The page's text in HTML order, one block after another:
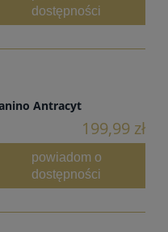
dostępności
Antracyt
199,99 zł
powiadom o
dostępności